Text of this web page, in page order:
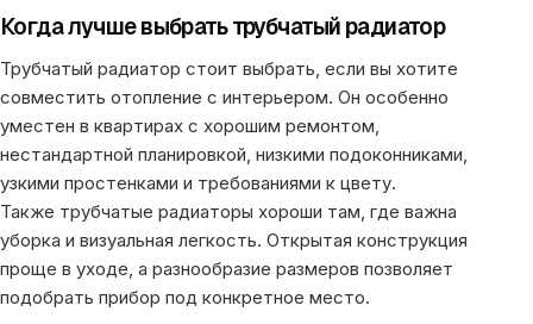
Когда лучше выбрать трубчатый радиатор
Трубчатый радиатор стоит выбрать, если вы хотите
совместить отопление с интерьером. Он особенно
уместен в квартирах с хорошим ремонтом,
нестандартной планировкой, низкими подоконниками,
узкими простенками и требованиями к цвету.
Также трубчатые радиаторы хороши там, где важна
уборка и визуальная легкость. Открытая конструкция
проще в уходе, а разнообразие размеров позволяет
подобрать прибор под конкретное место.